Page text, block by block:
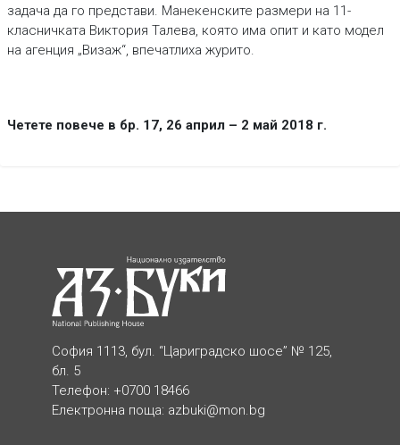
задача да го представи. Манекенските размери на 11-
класничката Виктория Талева, която има опит и като модел
на агенция „Визаж“, впечатлиха журито.
Четете повече в бр. 17, 26 април – 2 май 2018 г.
София 1113, бул. “Цариградско шосе” № 125,
бл. 5
Телефон: +0700 18466
Електронна поща: azbuki@mon.bg